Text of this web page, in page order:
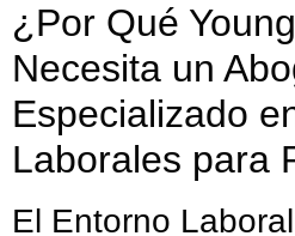
¿Por Qué
Necesita un
Especializado
Laborales para
El Entorno